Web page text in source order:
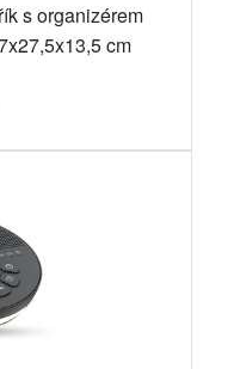
s organizérem
cm